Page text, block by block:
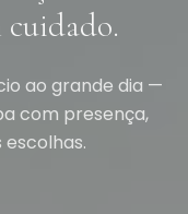
ao grande dia —
com presença,